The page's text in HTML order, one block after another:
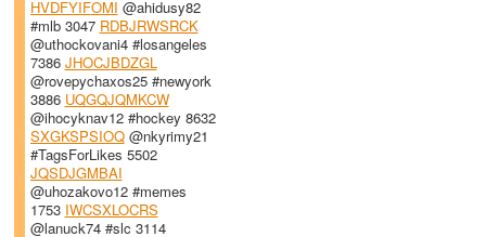
HVDFYIFOMI @ahidusy82
#mlb 3047 RDBJRWSRCK
@uthockovani4 #losangeles
7386 JHOCJBDZGL
@rovepychaxos25 #newyork
3886 UQGQJQMKCW
@ihocyknav12 #hockey 8632
SXGKSPSIOQ@nkyrimy21
#TagsForLikes 5502
JQSDJGMBAI
@uhozakovo12 #memes
1753 IWCSXLOCRS
@lanuck74 #slc 3114